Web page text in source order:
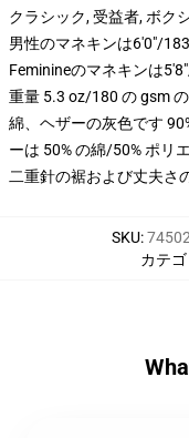
クラシック, 受益者, ボク
男性のマネキンは6'0"/
Feminineのマネキンは
重量 5.3 oz/180 の gsm
綿、ヘザーの灰色です
ーは 50% の綿/50% ポリ
二重針の裾および丈夫さ
SKU:
カテ